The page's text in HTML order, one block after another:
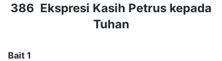
386 Ekspresi Kasih Petrus kepada
Tuhan
Bait 1